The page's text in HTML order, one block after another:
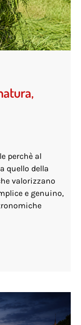
perchè al
quello della
valorizzano
e genuino,